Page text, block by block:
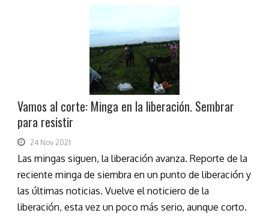
Vamos al corte: Minga en la liberación. Sembrar
para resistir
24 Nov 2021
Las mingas siguen, la liberación avanza. Reporte de la
reciente minga de siembra en un punto de liberación y
las últimas noticias. Vuelve el noticiero de la
liberación, esta vez un poco más serio, aunque corto.